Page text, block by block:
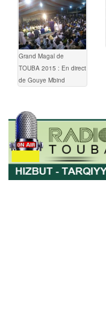
Grand Magal de
TOUBA 2015 : En direct
de Gouye Mbind